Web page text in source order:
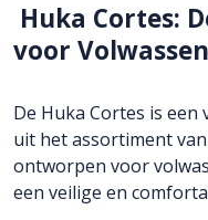
Huka Cortes:
voor
De Huka Cortes is een
uit het assortiment
ontworpen voor
een veilige en